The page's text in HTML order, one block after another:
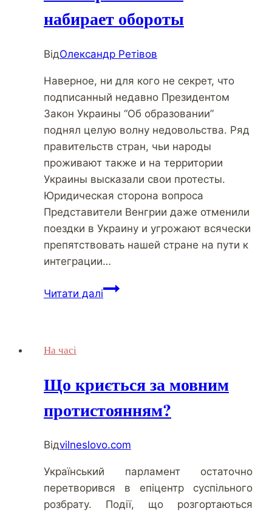
набирает обороты
ВідОлександр Ретівов
Наверное, ни для кого не секрет, что
подписанный недавно Президентом
Закон Украины “Об образовании”
поднял целую волну недовольства. Ряд
правительств стран, чьи народы
проживают также и на территории
Украины высказали свои протесты.
Юридическая сторона вопроса
Представители Венгрии даже отменили
поездки в Украину и угрожают всячески
препятствовать нашей стране на пути к
интеграции…
Читати даліСкандал
обороты
На часі
Що криється за мовним
протистоянням?
Відvilneslovo.com
Український парламент остаточно
перетворився в епіцентр суспільного
розбрату. Події, що розгортаються